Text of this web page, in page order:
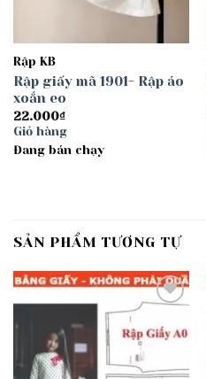
Rập KB
Rập giấy mã 1901- Rập áo
xoắn eo
22.000₫
Giỏ hàng
Đang bán chạy
SẢN PHẨM TƯƠNG TỰ
wishlist